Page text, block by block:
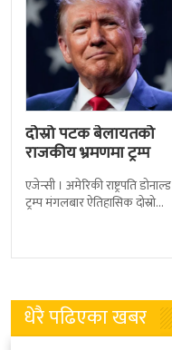
दोस्रो पटक बेलायतको
राजकीय भ्रमणमा ट्रम्प
एजेन्सी । अमेरिकी राष्ट्रपति डोनाल्ड
ट्रम्प मंगलबार ऐतिहासिक दोस्रो
बेलायत सरकारले
धेरै पढिएका खबर